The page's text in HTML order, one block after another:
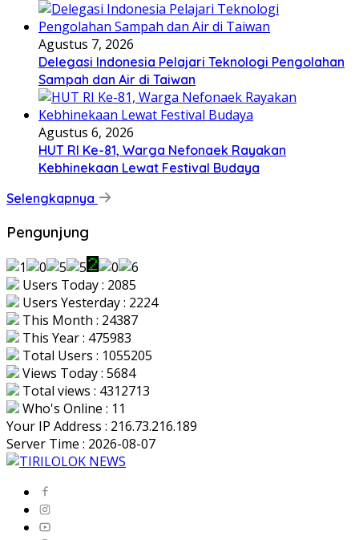
Agustus 7, 2026
Delegasi Indonesia Pelajari Teknologi Pengolahan
Sampah dan Air di Taiwan
Agustus 6, 2026
HUT RI Ke-81, Warga Nefonaek Rayakan
Kebhinekaan Lewat Festival Budaya
Selengkapnya
Pengunjung
Users Today : 2085
Users Yesterday : 2224
This Month : 24387
This Year : 475983
Total Users : 1055205
Views Today : 5684
Total views : 4312713
Who's Online : 11
Your IP Address : 216.73.216.189
Server Time : 2026-08-07